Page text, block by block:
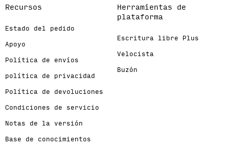
Herramientas de
plataforma
Escritura libre Plus
Velocista
Buzón
Recursos
Estado del pedido
Apoyo
Política de envíos
política de privacidad
Política de devoluciones
Condiciones de servicio
Notas de la versión
Base de conocimientos